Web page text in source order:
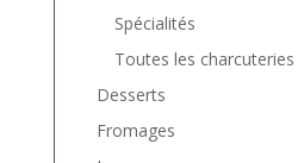
Spécialités
Toutes les charcuteries
Desserts
Fromages